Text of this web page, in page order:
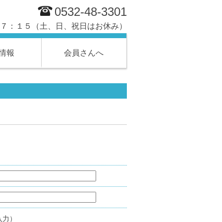
0532-48-3301
：１５（土、日、祝日はお休み）
報 会員さんへ
）